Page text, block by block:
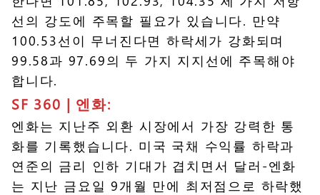
선의 강도에 주목할 필요가 있습니다. 만약
100.53선이 무너진다면 하락세가 강화되며
99.58과 97.69의 두 가지 지지선에 주목해야
합니다.
SF 360 | 엔화:
엔화는 지난주 외환 시장에서 가장 강력한 통
화를 기록했습니다. 미국 국채 수익률 하락과
연준의 금리 인하 기대가 겹치면서 달러-엔화
는 지난 금요일 9개월 만에 최저점으로 하락했